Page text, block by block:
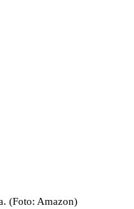
(Foto: Amazon)